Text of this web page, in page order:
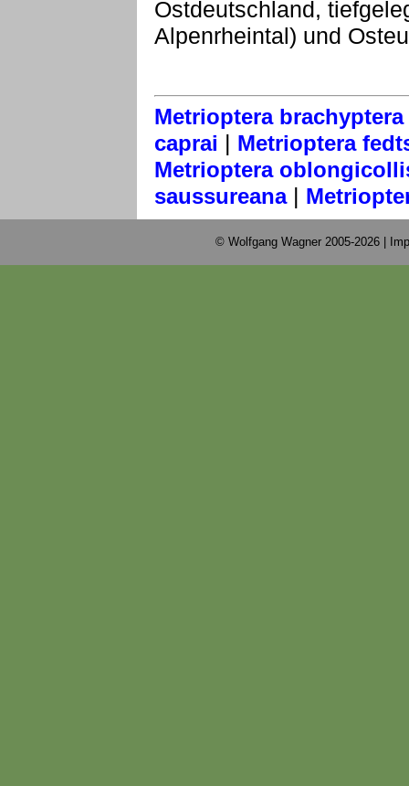
Ostdeutschland,
Alpenrheintal) und
Metrioptera brachyptera
caprai | Metrioptera
Metrioptera
saussureana|
© Wolfgang Wagner 2005-2026 |